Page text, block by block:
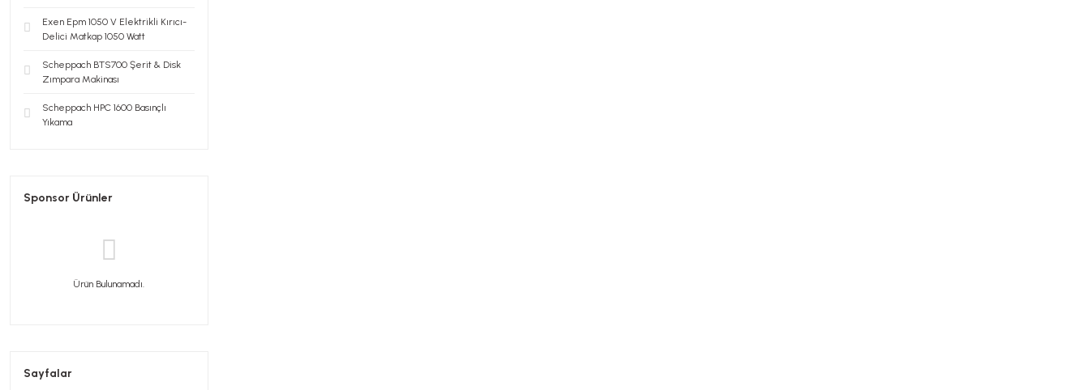
Exen Epm 1050 V Elektrikli Kırıcı-
Delici Matkap 1050 Watt
Scheppach BTS700 Şerit & Disk
Zımpara Makinası
Scheppach HPC 1600 Basınçlı
Yıkama
Sponsor Ürünler
Ürün Bulunamadı.
Sayfalar